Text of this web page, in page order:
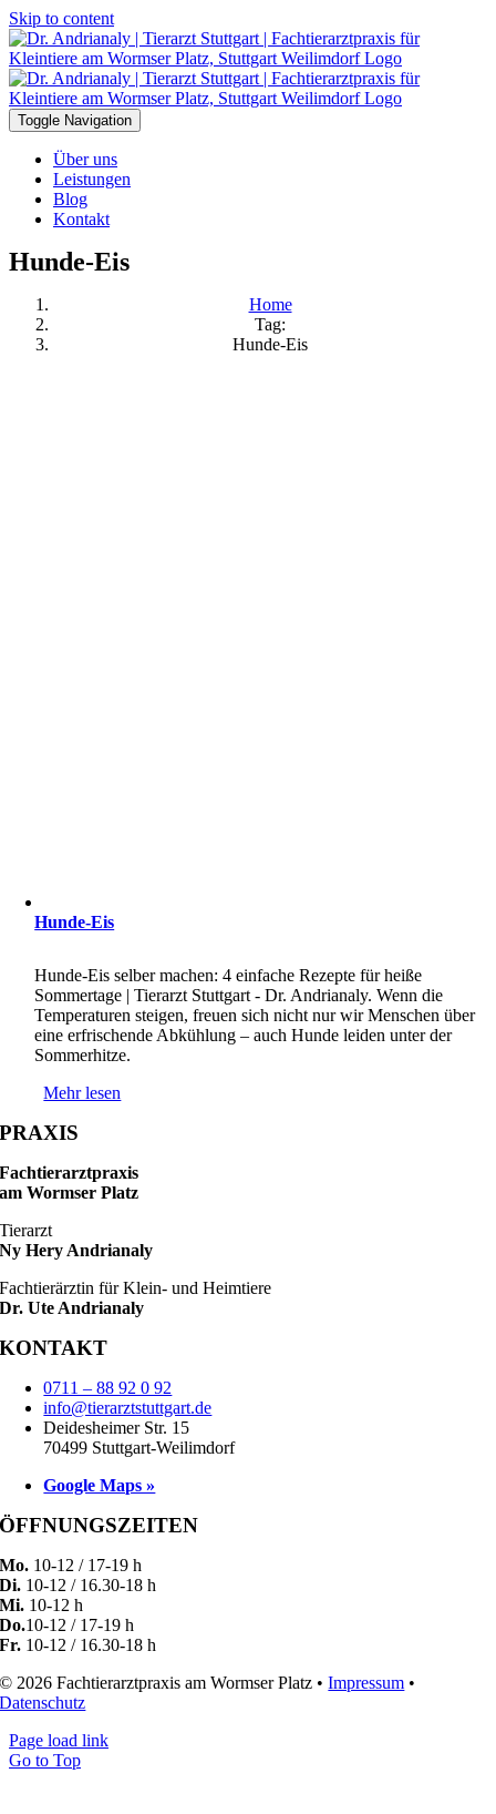
Skip to content
Toggle Navigation
Über uns
Leistungen
Blog
Kontakt
Hunde-Eis
Home
Tag:
Hunde-Eis
Hunde-Eis
Hunde-Eis selber machen: 4 einfache Rezepte für heiße
Sommertage | Tierarzt Stuttgart - Dr. Andrianaly. Wenn die
Temperaturen steigen, freuen sich nicht nur wir Menschen über
eine erfrischende Abkühlung – auch Hunde leiden unter der
Sommerhitze.
Mehr lesen
PRAXIS
Fachtierarztpraxis
am Wormser Platz
Tierarzt
Ny Hery Andrianaly
Fachtierärztin für Klein- und Heimtiere
Dr. Ute Andrianaly
KONTAKT
0711 – 88 92 0 92
info@tierarztstuttgart.de
Deidesheimer Str. 15
70499 Stuttgart-Weilimdorf
Google Maps »
ÖFFNUNGSZEITEN
Mo. 10-12 / 17-19 h
Di. 10-12 / 16.30-18 h
Mi. 10-12 h
Do.10-12 / 17-19 h
Fr. 10-12 / 16.30-18 h
© 2026 Fachtierarztpraxis am Wormser Platz •Impressum •
Datenschutz
Page load link
Go to Top